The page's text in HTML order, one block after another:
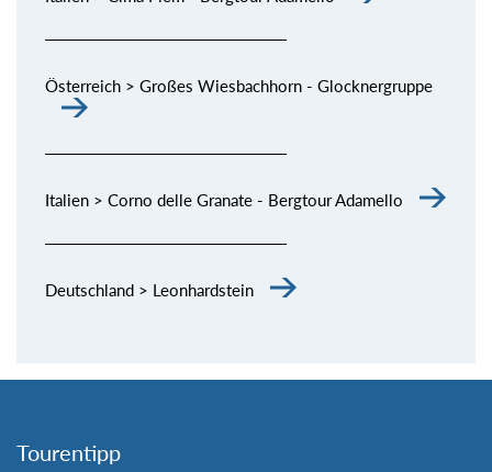
Österreich > Großes Wiesbachhorn - Glocknergruppe
Italien > Corno delle Granate - Bergtour Adamello
Deutschland > Leonhardstein
Tourentipp